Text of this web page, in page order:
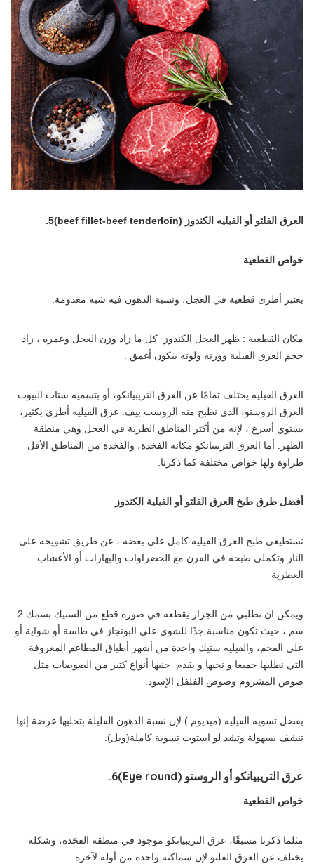
العرق الفلتو أو الفيليه الكندوز (beef fillet-beef tenderloin)
5.
خواص القطعية
يعتبر أطرى قطعية في العجل، ونسبة الدهون فيه شبه معدومة.
مكان القطعيه : ظهر العجل الكندوز كل ما زاد وزن العجل وعمره ، زاد
حجم العرق الفيلية ووزنه ولونه بيكون أغمق .
العرق الفيليه يختلف تمامًا عن العرق التريبيانكو، أو بتسميه ستات البيوت
العرق الروستو، الذي نطبخ منه الروست بيف. عرق الفيليه أطرى بكثير،
يستوي أسرع ، لإنه من أكثر المناطق الطرية في العجل وهي منطقة
الظهر. أما العرق التريبيانكو مكانه الفخدة، والفخدة من المناطق الأقل
طراوة ولها خواص مختلفة كما ذكرنا.
أفضل طرق طبخ العرق الفلتو أو الفيلية الكندوز
تستطيعي طبخ العرق الفيليه كامل على بعضه ، عن طريق تشويحه على
النار وتكملي طبخه في الفرن مع الخضراوات والبهارات أو الأعشاب
العطرية
ويمكن ان تطلبي من الجزار يقطعه في صورة قطع من الستيك بسمك 2
سم ، حيث تكون مناسبة جدًا للشوي على البوتجاز في طاسة أو شواية أو
على الفحم، والفيليه ستيك واحدة من أشهر أطباق المطاعم المعروفة
التي نطلبها جميعا و نحبها و يقدم جنبها أنواع كتير من الصوصات مثل
صوص المشروم وصوص الفلفل الإسود.
يفضل تسويه الفيليه (ميديوم ) لإن نسبة الدهون القليلة بتخليها عرضة إنها
تنشف بسهولة وتشد لو استوت تسوية كاملة(ويل).
عرق التريبيانكو أو الروستو (Eye round)
6.
خواص القطعية
مثلما ذكرنا مسبقًا، عرق التريبيانكو موجود في منطقة الفخدة، وشكله
يختلف عن العرق الفلتو لإن سماكته واحدة من أوله لآخره .